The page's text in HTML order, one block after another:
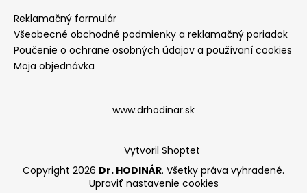
Reklamačný formulár
Všeobecné obchodné podmienky a reklamačný poriadok
Poučenie o ochrane osobných údajov a používaní cookies
Moja objednávka
www.drhodinar.sk
Vytvoril Shoptet
Copyright 2026 Dr. HODINÁR. Všetky práva vyhradené.
Upraviť nastavenie cookies